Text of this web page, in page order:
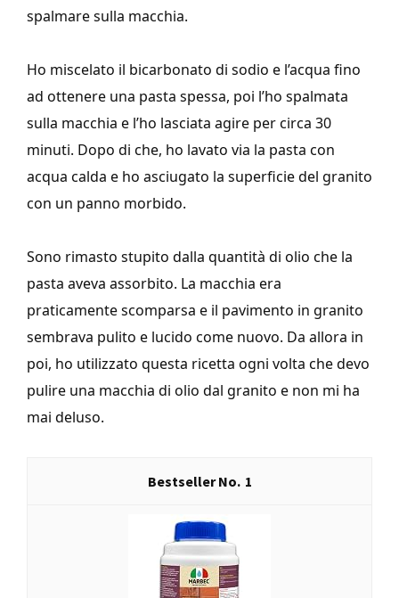
spalmare sulla macchia.
Ho miscelato il bicarbonato di sodio e l’acqua fino
ad ottenere una pasta spessa, poi l’ho spalmata
sulla macchia e l’ho lasciata agire per circa 30
minuti. Dopo di che, ho lavato via la pasta con
acqua calda e ho asciugato la superficie del granito
con un panno morbido.
Sono rimasto stupito dalla quantità di olio che la
pasta aveva assorbito. La macchia era
praticamente scomparsa e il pavimento in granito
sembrava pulito e lucido come nuovo. Da allora in
poi, ho utilizzato questa ricetta ogni volta che devo
pulire una macchia di olio dal granito e non mi ha
mai deluso.
1